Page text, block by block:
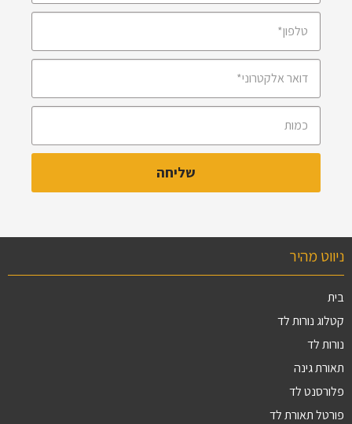
ניווט מהיר
בית
קטלוג נורות לד
נורות לד
תאורת גינה
פלורסנט לד
פורטל תאורת לד